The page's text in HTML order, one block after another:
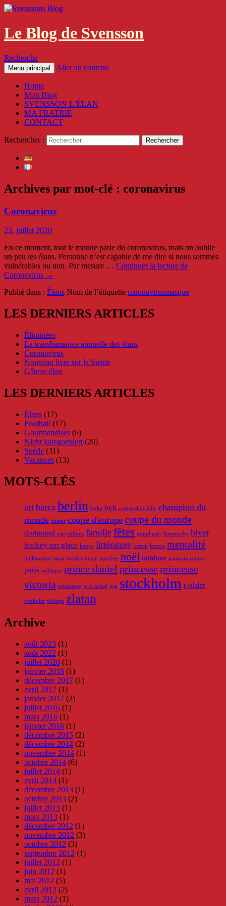
Le Blog de Svensson
Recherche
Menu principal Aller au contenu
Home
Mon Blog
SVENSSON L’ÉLAN
MA FRATRIE
CONTACT
Rechercher :
Archives par mot-clé : coronavirus
Coronavirus
23. juillet 2020
En ce moment, tout le monde parle du coronavirus, mais on oublie
un peu les élans. Personne n’est capable de me dire si nous sommes
vulnérables ou non. Par mesure … Continuer la lecture de
Coronavirus →
Publié dans : Élans Nom de l’étiquette coronavirusmasque
LES DERNIERS ARTICLES
Éliminées
La transhumance annuelle des élans
Coronavirus
Nouveau livre sur la Suède
Gâteau élan
LES DERNIERS ARTICLES
Élans (17)
Football (17)
Gourmandises (6)
Nicht kategorisiert (20)
Suède (31)
Vacances (13)
MOTS-CLÉS
art barça berlin birka bvb carnaval de bâle champion du
monde chiens coupe d'europe coupe du monde
dortmund eau enfants famille fêtes grand prix hammarby hiver
hockey sur glace kenya littérature loreen louvre mentalité
millennium musi musées neige norvège noël outdoor panneau routier
paris politique prince daniel princesseprincesse
victoria printemps prix nobel psg stockholm t-shirt
vaxholm vikings zlatan
Archive
août 2023 (1)
août 2022 (1)
juillet 2020 (1)
janvier 2018 (1)
décembre 2017 (1)
avril 2017 (1)
janvier 2017 (2)
juillet 2016 (1)
mars 2016 (1)
janvier 2016 (1)
décembre 2015 (2)
décembre 2014 (2)
novembre 2014 (1)
octobre 2014 (6)
juillet 2014 (1)
avril 2014 (1)
décembre 2013 (1)
octobre 2013 (2)
juillet 2013 (1)
mars 2013 (1)
décembre 2012 (1)
novembre 2012 (3)
octobre 2012 (3)
septembre 2012 (1)
juillet 2012 (1)
juin 2012 (1)
mai 2012 (5)
avril 2012 (2)
mars 2012 (1)